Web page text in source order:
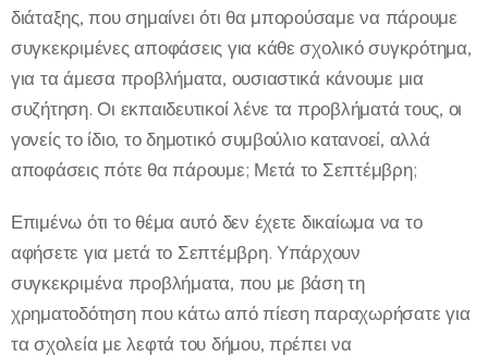
διάταξης, που σημαίνει ότι θα μπορούσαμε να πάρουμε
συγκεκριμένες αποφάσεις για κάθε σχολικό συγκρότημα,
για τα άμεσα προβλήματα, ουσιαστικά κάνουμε μια
συζήτηση. Οι εκπαιδευτικοί λένε τα προβλήματά τους, οι
γονείς το ίδιο, το δημοτικό συμβούλιο κατανοεί, αλλά
αποφάσεις πότε θα πάρουμε; Μετά το Σεπτέμβρη;
Επιμένω ότι το θέμα αυτό δεν έχετε δικαίωμα να το
αφήσετε για μετά το Σεπτέμβρη. Υπάρχουν
συγκεκριμένα προβλήματα, που με βάση τη
χρηματοδότηση που κάτω από πίεση παραχωρήσατε για
τα σχολεία με λεφτά του δήμου, πρέπει να